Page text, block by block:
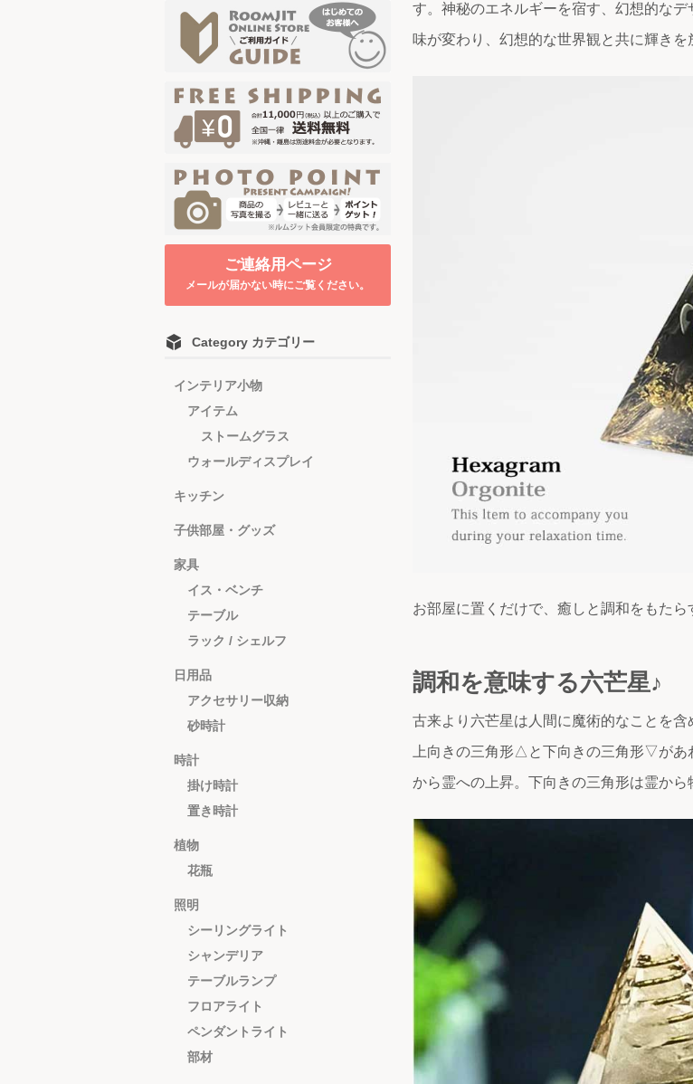
す。神秘のエネルギーを宿す、幻想的な
味が変わり、幻想的な世界観と共に輝きを
お部屋に置くだけで、癒しと調和をもた
調和を意味する六芒星♪
古来より六芒星は人間に魔術的なことを
上向きの三角形△と下向きの三角形▽があ
から霊への上昇。下向きの三角形は霊から
ご連絡用ページ
メールが届かない時にご覧ください。
Category カテゴリー
インテリア小物
アイテム
ストームグラス
ウォールディスプレイ
キッチン
子供部屋・グッズ
家具
イス・ベンチ
テーブル
ラック / シェルフ
日用品
アクセサリー収納
砂時計
時計
掛け時計
置き時計
植物
花瓶
照明
シーリングライト
シャンデリア
テーブルランプ
フロアライト
ペンダントライト
部材